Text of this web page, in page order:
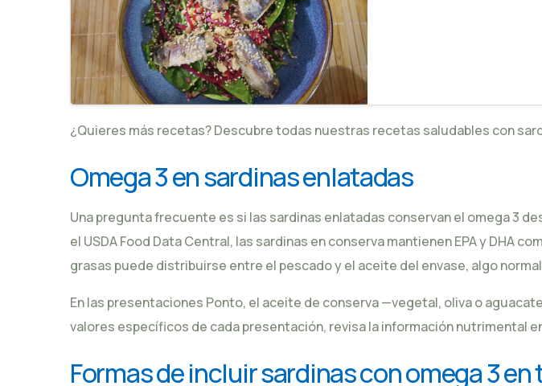
¿Quieres más recetas? Descubre todas nuestras recetas saludables con
Omega 3 en sardinas enlatadas
Una pregunta frecuente es si las sardinas enlatadas conservan el omega 3
el USDA Food Data Central, las sardinas en conserva mantienen EPA y DHA
grasas puede distribuirse entre el pescado y el aceite del envase, algo
En las presentaciones Ponto, el aceite de conserva—vegetal, oliva o
valores específicos de cada presentación, revisa la información nutrimental
Formas de incluir sardinas con omega 3